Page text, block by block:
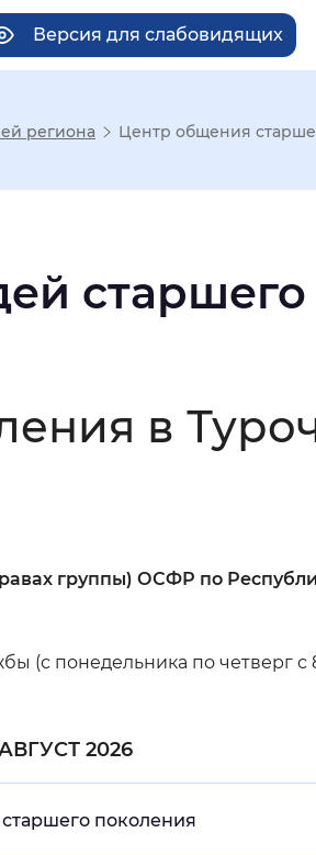
Версия для слабовидящих
Большой
региона Центр общения
старшего
в
группы) ОСФР по
понедельника по четверг с
2026
поколения